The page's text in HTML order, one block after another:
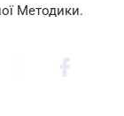
Методики.